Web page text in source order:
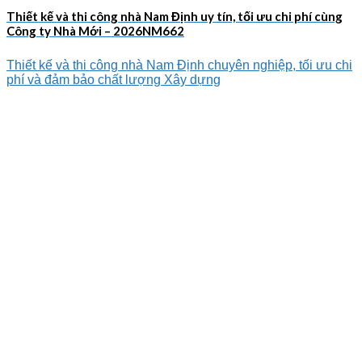
Thiết kế và thi công nhà Nam Định uy tín, tối ưu chi phí cùng
Công ty Nhà Mới – 2026NM662
Thiết kế và thi công nhà Nam Định chuyên nghiệp, tối ưu chi
phí và đảm bảo chất lượng Xây dựng